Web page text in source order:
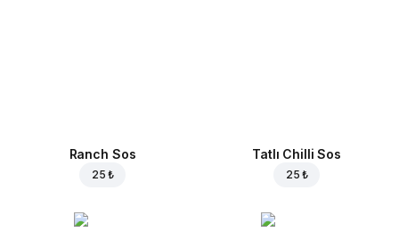
Ranch Sos
25 ₺
Tatlı Chilli Sos
25 ₺